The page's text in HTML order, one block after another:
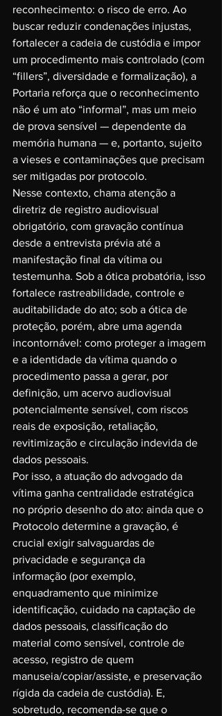
reconhecimento: o risco de erro. Ao
buscar reduzir condenações injustas,
fortalecer a cadeia de custódia e impor
um procedimento mais controlado (com
“fillers”, diversidade e formalização), a
Portaria reforça que o reconhecimento
não é um ato “informal”, mas um meio
de prova sensível — dependente da
memória humana — e, portanto, sujeito
a vieses e contaminações que precisam
ser mitigadas por protocolo.
Nesse contexto, chama atenção a
diretriz de registro audiovisual
obrigatório, com gravação contínua
desde a entrevista prévia até a
manifestação final da vítima ou
testemunha. Sob a ótica probatória, isso
fortalece rastreabilidade, controle e
auditabilidade do ato; sob a ótica de
proteção, porém, abre uma agenda
incontornável: como proteger a imagem
e a identidade da vítima quando o
procedimento passa a gerar, por
definição, um acervo audiovisual
potencialmente sensível, com riscos
reais de exposição, retaliação,
revitimização e circulação indevida de
dados pessoais.
Por isso, a atuação do advogado da
vítima ganha centralidade estratégica
no próprio desenho do ato: ainda que o
Protocolo determine a gravação, é
crucial exigir salvaguardas de
privacidade e segurança da
informação (por exemplo,
enquadramento que minimize
identificação, cuidado na captação de
dados pessoais, classificação do
material como sensível, controle de
acesso, registro de quem
manuseia/copiar/assiste, e preservação
rígida da cadeia de custódia). E,
sobretudo, recomenda-se que o